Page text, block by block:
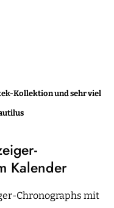
Kollektion und sehr viel
Kalender
Chronographs mit